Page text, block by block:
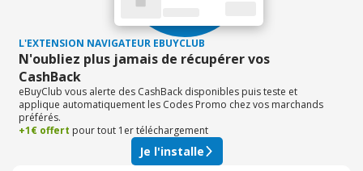
L'EXTENSION NAVIGATEUR EBUYCLUB
N'oubliez plus jamais de récupérer vos
CashBack
eBuyClub vous alerte des CashBack disponibles puis teste et
applique automatiquement les Codes Promo chez vos marchands
préférés.
+1€ offert pour tout 1er téléchargement
Je l'installe